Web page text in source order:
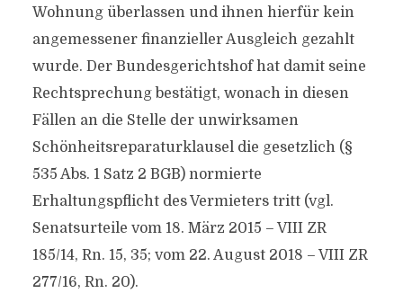
Wohnung überlassen und ihnen hierfür kein
angemessener finanzieller Ausgleich gezahlt
wurde. Der Bundesgerichtshof hat damit seine
Rechtsprechung bestätigt, wonach in diesen
Fällen an die Stelle der unwirksamen
Schönheitsreparaturklausel die gesetzlich (§
535 Abs. 1 Satz 2 BGB) normierte
Erhaltungspflicht des Vermieters tritt (vgl.
Senatsurteile vom 18. März 2015 – VIII ZR
185/14, Rn. 15, 35; vom 22. August 2018 – VIII ZR
277/16, Rn. 20).